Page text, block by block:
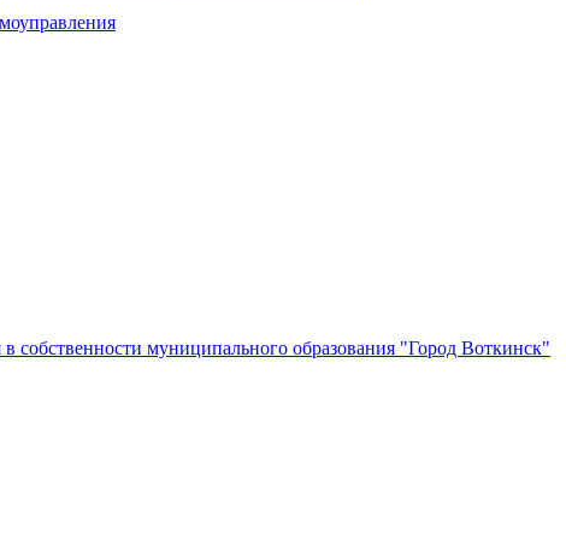
собственности муниципального образования "Город Воткинск"